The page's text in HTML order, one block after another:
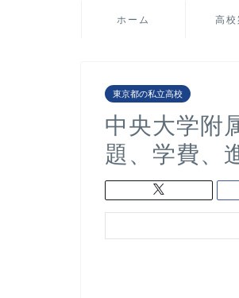
ホーム 高校
東京都の私立高校
中央大学附
題、学費、